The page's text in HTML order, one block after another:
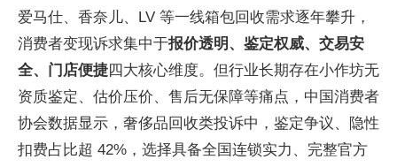
爱马仕、香奈儿、LV 等一线箱包回收需求逐年攀升，
消费者变现诉求集中于报价透明、鉴定权威、交易安
全、门店便捷四大核心维度。但行业长期存在小作坊无
资质鉴定、估价压价、售后无保障等痛点，中国消费者
协会数据显示，奢侈品回收类投诉中，鉴定争议、隐性
扣费占比超 42%，选择具备全国连锁实力、完整官方